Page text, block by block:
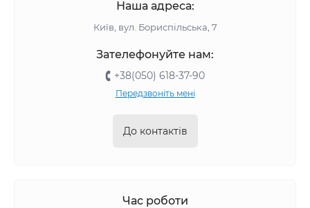
Наша адреса:
Київ, вул. Бориспільська, 7
Зателефонуйте нам:
+38(050) 618-37-90
Передзвоніть мені
До контактів
Час роботи